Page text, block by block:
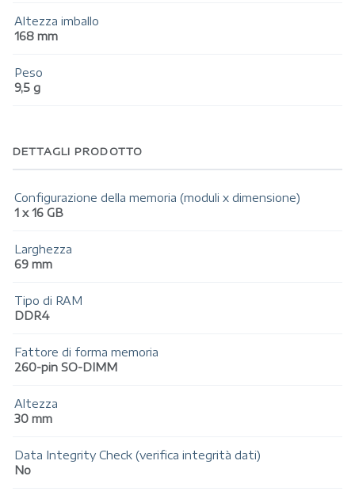
Altezza imballo
168 mm
Peso
9,5 g
DETTAGLI PRODOTTO
Configurazione della memoria (moduli x dimensione)
1 x 16 GB
Larghezza
69 mm
Tipo di RAM
DDR4
Fattore di forma memoria
260-pin SO-DIMM
Altezza
30 mm
Data Integrity Check (verifica integrità dati)
No